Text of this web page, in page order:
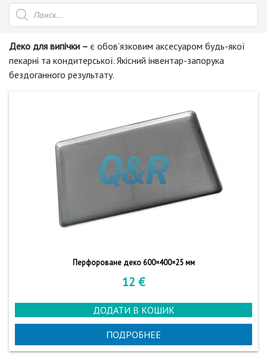
Пошук
товарів
Деко для випічки – є обов’язковим аксесуаром будь-якої
пекарні та кондитерської. Якісний інвентар-запорука
бездоганного результату.
Перфороване деко 600×400×25 мм
12 €
ДОДАТИ В КОШИК
ПОДРОБНЕЕ